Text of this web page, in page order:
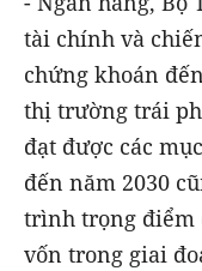
tài chính và
chứng khoán
thị trường trái
đạt được các
đến năm 2030
trình trọng điểm
vốn trong giai